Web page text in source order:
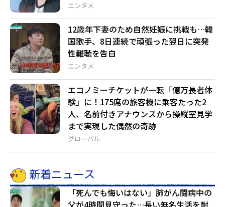
エンタメ
エンタメ
12歳年下妻のため自然妊娠に挑戦も…韓
国歌手、8日連続で頑張った翌日に突発
性難聴を告白
グローバル
エコノミーチケットが一転「億万長者体
験」に！175席の旅客機に乗客たった2
人、名前付きアナウンスから操縦室見学
まで実現した偶然の奇跡
新着ニュース
「死んでも悔いはない」肺がん闘病中の
父が4時間見守った…長い無名生活を耐